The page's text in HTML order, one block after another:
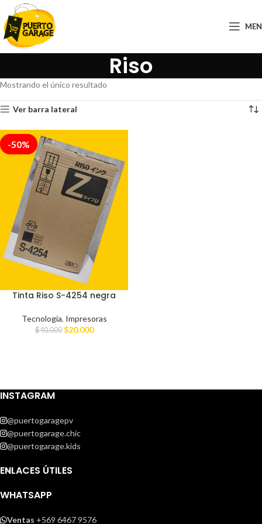
Riso
Mostrando el único resultado
Ver barra lateral
-50%
Tinta Riso S-4254 negra
Tecnología, Impresoras
$40.000 $20.000
INSTAGRAM
@puertogaragepv
@puertogarage.chic
@puertogarage.kids
ENLACES ÚTILES
WHATSAPP
Ventas +569 6467 9576